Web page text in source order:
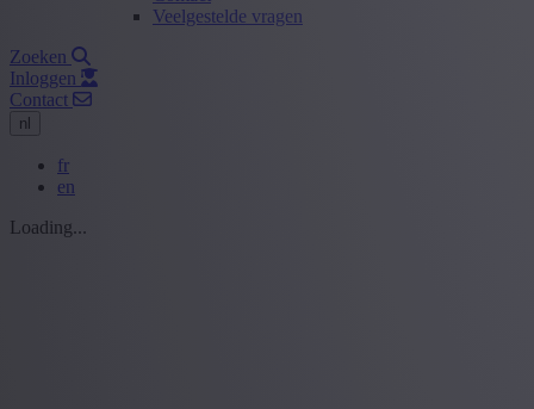
Veelgestelde vragen
Zoeken
Inloggen
Contact
nl
fr
en
Loading...